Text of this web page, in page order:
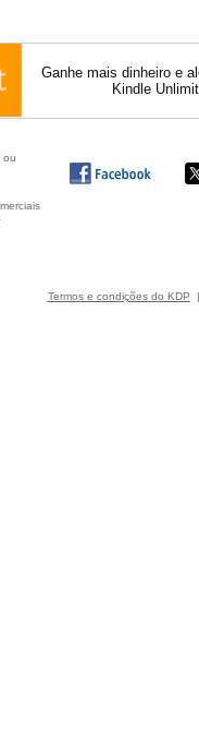
Ganhe mais dinheiro e
Kindle
ou
Termos e condições do KDP